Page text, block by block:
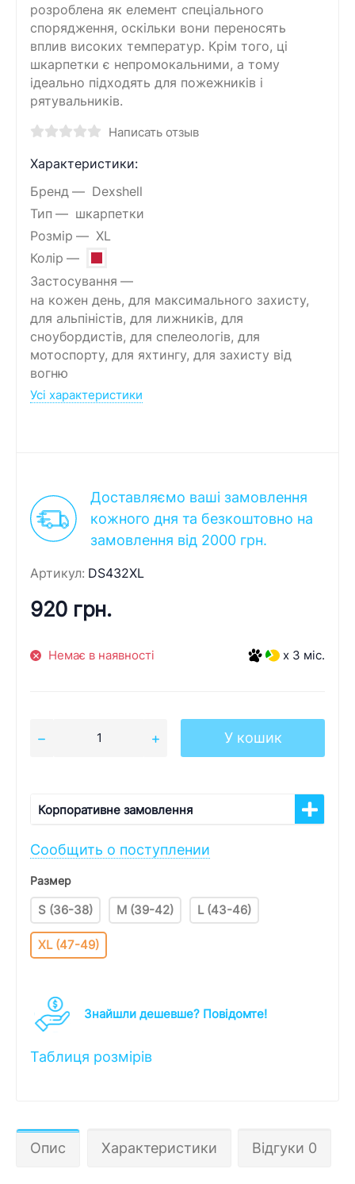
розроблена як елемент спеціального
спорядження, оскільки вони переносять
вплив високих температур. Крім того, ці
шкарпетки є непромокальними, а тому
ідеально підходять для пожежників і
рятувальників.
Написать отзыв
Характеристики:
Бренд
Dexshell
Тип
шкарпетки
Розмір
XL
Колір
Застосування
на кожен день, для максимального захисту,
для альпіністів, для лижників, для
сноубордистів, для спелеологів, для
мотоспорту, для яхтингу, для захисту від
вогню
Усі характеристики
Доставляємо ваші замовлення
кожного дня та безкоштовно на
замовлення від 2000 грн.
Артикул: DS432XL
920 грн.
Немає в наявності x 3 міс.
У кошик
Корпоративне замовлення
Сообщить о поступлении
Размер
S (36-38) M (39-42) L (43-46)
XL (47-49)
Знайшли дешевше? Повідомте!
Таблиця розмірів
Опис Характеристики Відгуки 0